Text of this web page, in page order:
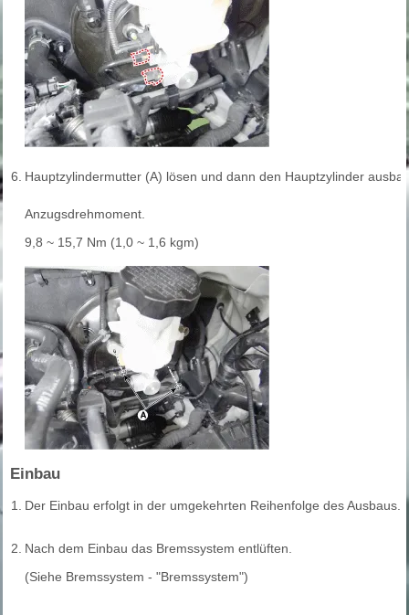
6. Hauptzylindermutter (A) lösen und dann den Hauptzylinder
Anzugsdrehmoment.
9,8 ~ 15,7 Nm (1,0 ~ 1,6 kgm)
Einbau
1. Der Einbau erfolgt in der umgekehrten Reihenfolge des Ausbaus.
2. Nach dem Einbau das Bremssystem entlüften.
(Siehe Bremssystem - "Bremssystem")